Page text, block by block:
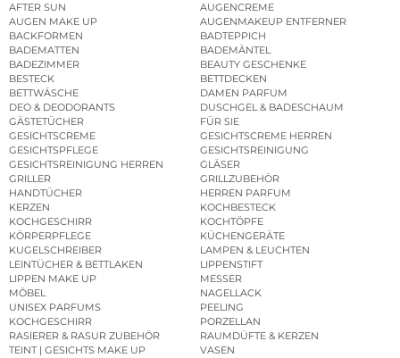
AFTER SUN
AUGENCREME
AUGEN MAKE UP
AUGENMAKEUP ENTFERNER
BACKFORMEN
BADTEPPICH
BADEMATTEN
BADEMÄNTEL
BADEZIMMER
BEAUTY GESCHENKE
BESTECK
BETTDECKEN
BETTWÄSCHE
DAMEN PARFUM
DEO & DEODORANTS
DUSCHGEL & BADESCHAUM
GÄSTETÜCHER
FÜR SIE
GESICHTSCREME
GESICHTSCREME HERREN
GESICHTSPFLEGE
GESICHTSREINIGUNG
GESICHTSREINIGUNG HERREN
GLÄSER
GRILLER
GRILLZUBEHÖR
HANDTÜCHER
HERREN PARFUM
KERZEN
KOCHBESTECK
KOCHGESCHIRR
KOCHTÖPFE
KÖRPERPFLEGE
KÜCHENGERÄTE
KUGELSCHREIBER
LAMPEN & LEUCHTEN
LEINTÜCHER & BETTLAKEN
LIPPENSTIFT
LIPPEN MAKE UP
MESSER
MÖBEL
NAGELLACK
UNISEX PARFUMS
PEELING
KOCHGESCHIRR
PORZELLAN
RASIERER & RASUR ZUBEHÖR
RAUMDÜFTE & KERZEN
TEINT | GESICHTS MAKE UP
VASEN